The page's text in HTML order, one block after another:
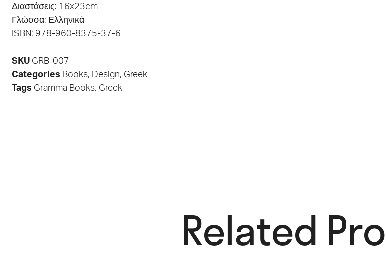
Διαστάσεις: 16x23cm
Γλώσσα: Ελληνικά
ISBN: 978-960-8375-37-6
SKU GRB-007
Categories Books, Design, Greek
Tags Gramma Books, Greek
Related